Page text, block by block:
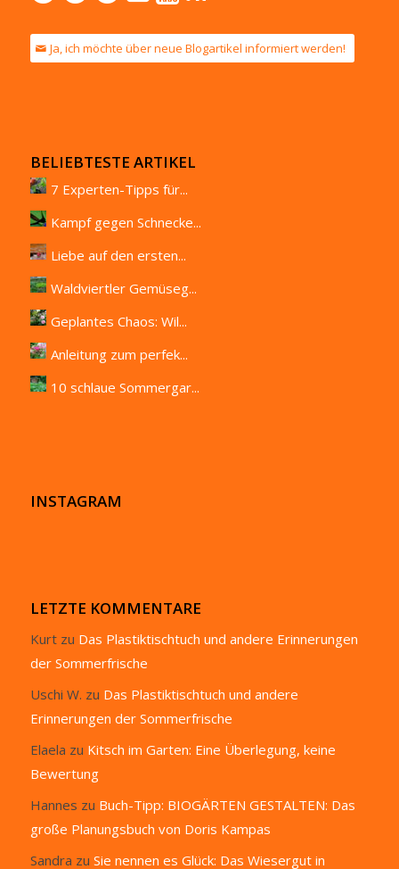
Ja, ich möchte über neue Blogartikel informiert werden!
BELIEBTESTE ARTIKEL
7 Experten-Tipps für...
Kampf gegen Schnecke...
Liebe auf den ersten...
Waldviertler Gemüseg...
Geplantes Chaos: Wil...
Anleitung zum perfek...
10 schlaue Sommergar...
INSTAGRAM
LETZTE KOMMENTARE
Kurtzu Das Plastiktischtuch und andere Erinnerungen
der Sommerfrische
Uschi W. zu Das Plastiktischtuch und andere
Erinnerungen der Sommerfrische
Elaela zu Kitsch im Garten: Eine Überlegung, keine
Bewertung
Hannes zu Buch-Tipp: BIOGÄRTEN GESTALTEN: Das
große Planungsbuch von Doris Kampas
Sandra zu Sie nennen es Glück: Das Wiesergut in